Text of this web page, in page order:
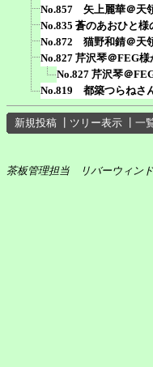
No.857 矢上麗華＠天
No.835 蒼のあおひと様
No.872 猫野和錆＠天
No.827 芹沢琴＠FEG
No.827 芹沢琴＠
No.819 都築つらねさ
新規投稿 ツリー表示 一
茶板管理担当 リバーウィン